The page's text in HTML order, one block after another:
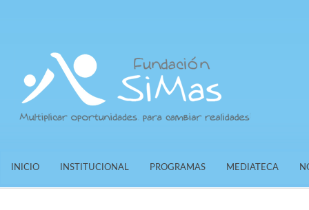
INICIO INSTITUCIONAL PROGRAMAS MEDIATECA